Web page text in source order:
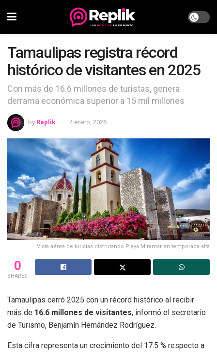
Tamaulipas registra récord
histórico de visitantes en 2025
Con más de 16.6 millones de turistas, genera
derrama económica superior a 15 mil millones
by Replik 4 enero, 2026
Vista aérea de turistas disfrutando Playa Miramar en temporada alta
0
SHARES
Tamaulipas cerró 2025 con un récord histórico al recibir
más de 16.6 millones de visitantes, informó el secretario
de Turismo, Benjamín Hernández Rodríguez.
Esta cifra representa un crecimiento del 17.5 % respecto a